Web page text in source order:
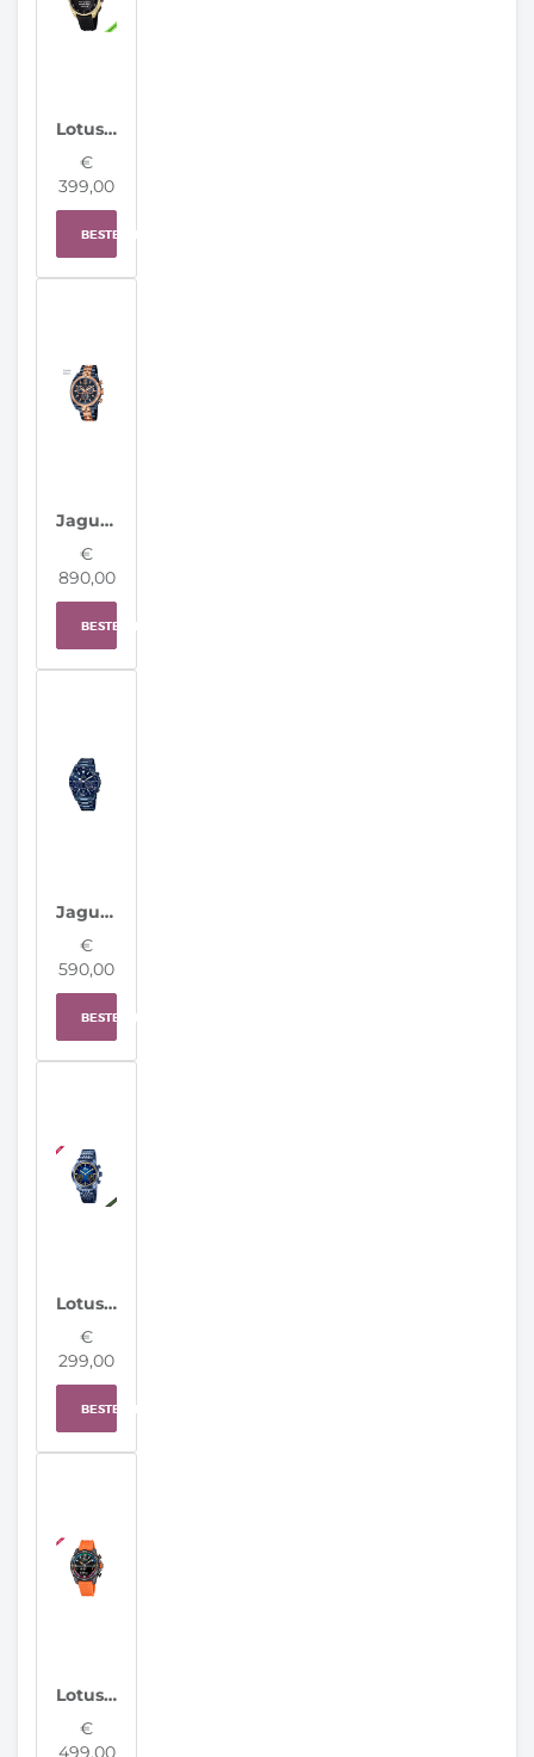
Lotus horloge 20002/5 Connected Full D
€
399,00
BESTELLEN
Jaguar Horloge J810/1 Special Edition Swiss Made
€
890,00
BESTELLEN
Jaguar Horloge J930/A Connected Men Special Edition
€
590,00
BESTELLEN
Lotus Hybrid Herenhorloge 19094/2
€
299,00
BESTELLEN
Lotus herenhorloge 20000/7 Connected D
€
499,00